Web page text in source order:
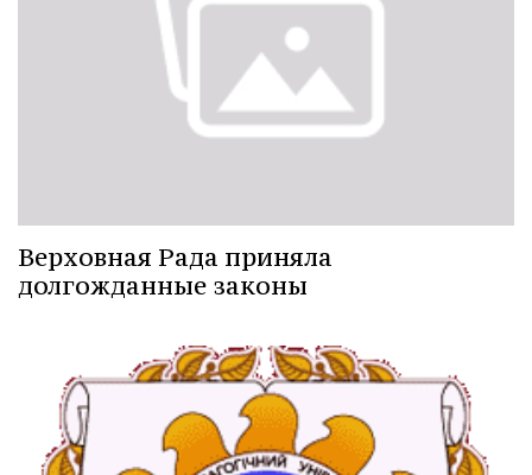
Верховная Рада приняла
долгожданные законы